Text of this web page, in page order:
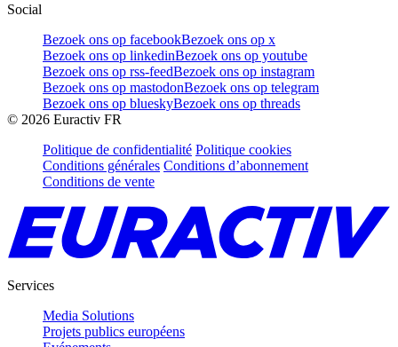
Social
Bezoek ons op facebookBezoek ons op x
Bezoek ons op linkedinBezoek ons op youtube
Bezoek ons op rss-feedBezoek ons op instagram
Bezoek ons op mastodonBezoek ons op telegram
Bezoek ons op blueskyBezoek ons op threads
© 2026 Euractiv FR
Politique de confidentialité Politique cookies
Conditions générales Conditions d’abonnement
Conditions de vente
Services
Media Solutions
Projets publics européens